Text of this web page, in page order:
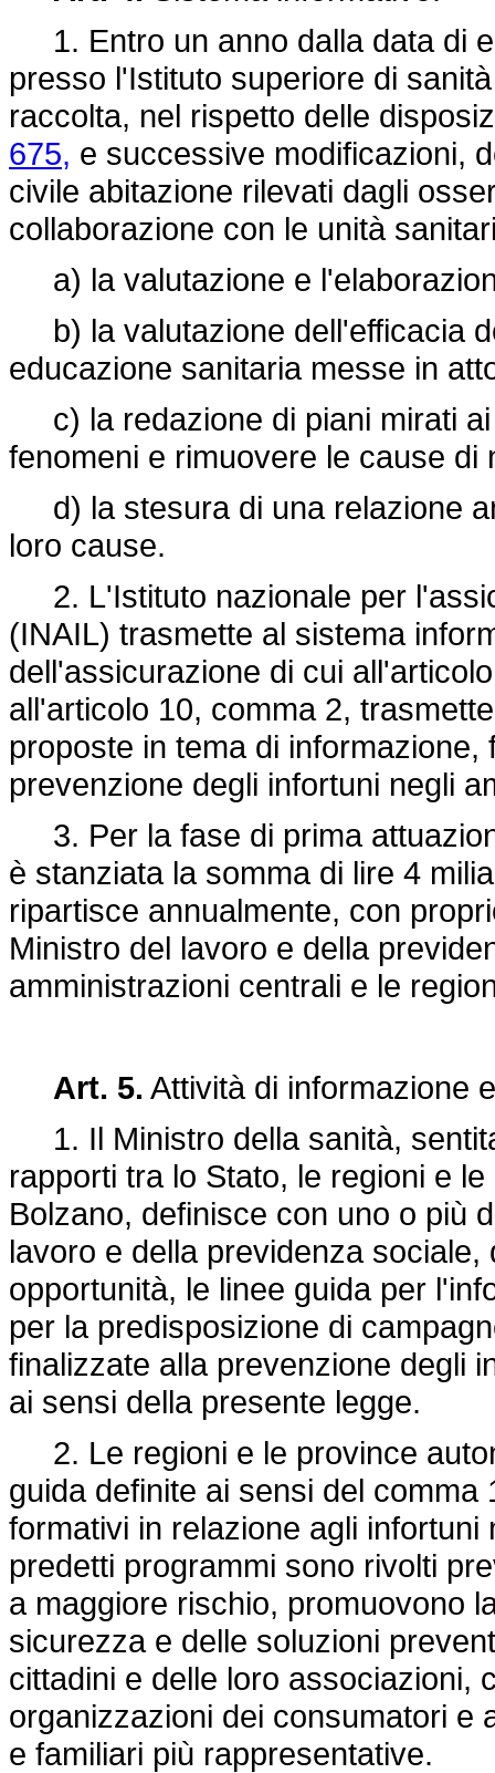
1. Entro un anno dalla data di
presso l'Istituto superiore di
raccolta, nel rispetto delle
675, e successive modificazioni,
civile abitazione rilevati dagli
collaborazione con le unità
a) la valutazione e
b) la valutazione dell'efficacia
educazione sanitaria messe in
c) la redazione di piani mirati ai
fenomeni e rimuovere le cause di
d) la stesura di una relazione
loro cause.
2. L'Istituto nazionale per
(INAIL) trasmette al sistema
dell'assicurazione di cui
all'articolo 10, comma 2,
proposte in tema di
prevenzione degli infortuni negli
3. Per la fase di prima
è stanziata la somma di lire 4
ripartisce annualmente, con
Ministro del lavoro e della
amministrazioni centrali e le
Art. 5. Attività di informazione
1. Il Ministro della sanità,
rapporti tra lo Stato, le regioni e
Bolzano, definisce con uno o più
lavoro e della previdenza
opportunità, le linee guida per
per la predisposizione di
finalizzate alla prevenzione degli
ai sensi della presente legge.
2. Le regioni e le province
guida definite ai sensi del
formativi in relazione agli
predetti programmi sono rivolti
a maggiore rischio, promuovono
sicurezza e delle soluzioni
cittadini e delle loro associazioni,
organizzazioni dei consumatori e
e familiari più rappresentative.